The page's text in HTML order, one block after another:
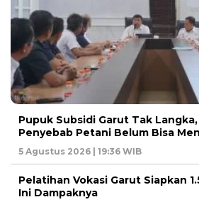
Pupuk Subsidi Garut Tak
Penyebab Petani Belum Bisa
5 Agustus 2026 | 19:36 WIB
Pelatihan Vokasi Garut Siapkan
Ini Dampaknya